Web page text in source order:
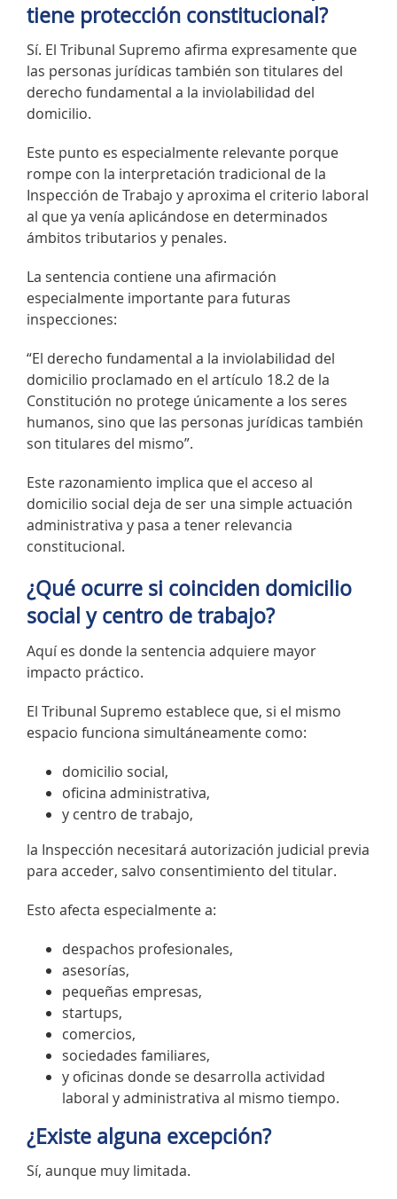
tiene protección constitucional?
Sí. El Tribunal Supremo afirma expresamente que
las personas jurídicas también son titulares del
derecho fundamental a la inviolabilidad del
domicilio.
Este punto es especialmente relevante porque
rompe con la interpretación tradicional de la
Inspección de Trabajo y aproxima el criterio laboral
al que ya venía aplicándose en determinados
ámbitos tributarios y penales.
La sentencia contiene una afirmación
especialmente importante para futuras
inspecciones:
“El derecho fundamental a la inviolabilidad del
domicilio proclamado en el artículo 18.2 de la
Constitución no protege únicamente a los seres
humanos, sino que las personas jurídicas también
son titulares del mismo”.
Este razonamiento implica que el acceso al
domicilio social deja de ser una simple actuación
administrativa y pasa a tener relevancia
constitucional.
¿Qué ocurre si coinciden domicilio
social y centro de trabajo?
Aquí es donde la sentencia adquiere mayor
impacto práctico.
El Tribunal Supremo establece que, si el mismo
espacio funciona simultáneamente como:
domicilio social,
oficina administrativa,
y centro de trabajo,
la Inspección necesitará autorización judicial previa
para acceder, salvo consentimiento del titular.
Esto afecta especialmente a:
despachos profesionales,
asesorías,
pequeñas empresas,
startups,
comercios,
sociedades familiares,
y oficinas donde se desarrolla actividad
laboral y administrativa al mismo tiempo.
¿Existe alguna excepción?
Sí, aunque muy limitada.